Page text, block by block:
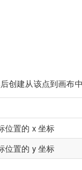
创建从该点到画布
位置的 x 坐标
位置的 y 坐标